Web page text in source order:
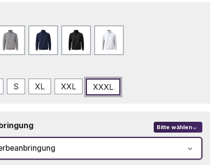
Grau MarineblauSchwarzWeiß
S XL XXL XXXL
Bitte wählen